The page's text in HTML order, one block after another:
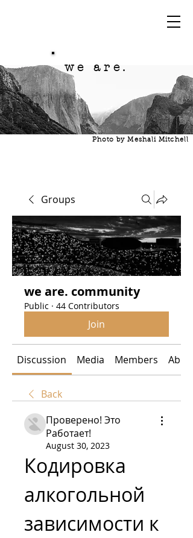
we are.
Photo by Meshali Mitchell
Groups
we are. community
Public · 44 Contributors
Join
Discussion Media Members About
Back
Проверено! Это
Работает!
August 30, 2023
Кодировка
алкогольной
зависимости к